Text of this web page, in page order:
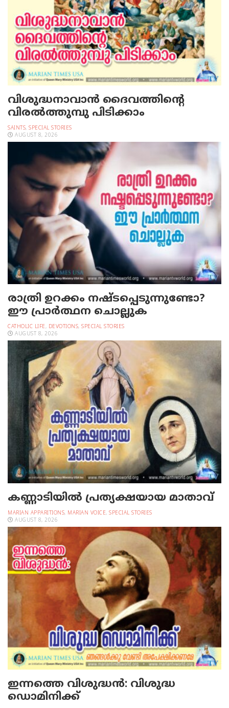
വിശുദ്ധനാവാന്‍ ദൈവത്തിന്റെ
വിരല്‍ത്തുമ്പു പിടിക്കാം
SAINTS, SPECIAL STORIES
AUGUST 8, 2026
രാത്രി ഉറക്കം നഷ്ടപ്പെടുന്നുണ്ടോ?
ഈ പ്രാര്‍ത്ഥന ചൊല്ലുക
CATHOLIC LIFE, DEVOTIONS, SPECIAL STORIES
AUGUST 8, 2026
കണ്ണാടിയില്‍ പ്രത്യക്ഷയായ മാതാവ്
MARIAN APPARITIONS, MARIAN VOICE, SPECIAL STORIES
AUGUST 8, 2026
ഇന്നത്തെ വിശുദ്ധന്‍: വിശുദ്ധ
ഡൊമിനിക്ക്